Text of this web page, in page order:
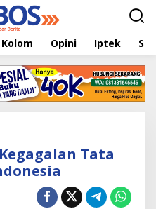
Kolom Opini Iptek
Tata